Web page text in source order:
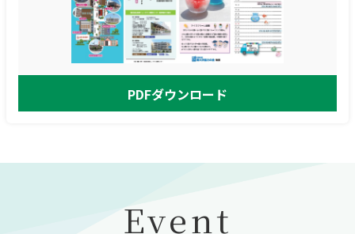
PDFダウンロード
Event